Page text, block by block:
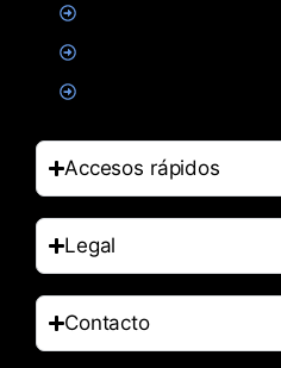
Accesos rápidos
Legal
Contacto